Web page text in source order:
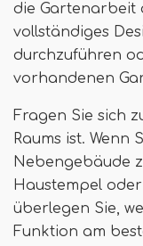
die Gartenarbeit
vollständiges
durchzuführen
vorhandenen
Fragen Sie sich
Raums ist. Wenn
Nebengebäude
Haustempel
überlegen Sie,
Funktion am